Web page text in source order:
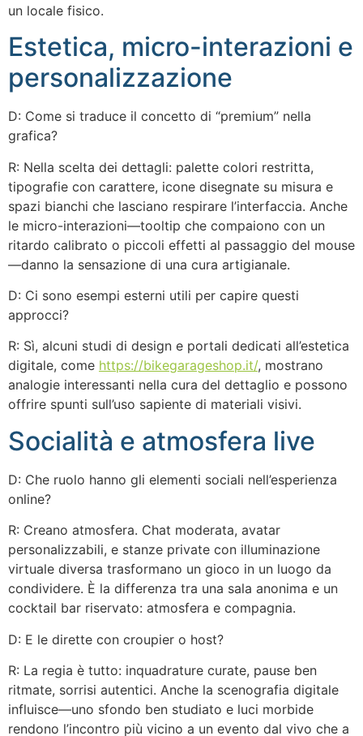
un locale fisico.
Estetica, micro-interazioni e
personalizzazione
D: Come si traduce il concetto di “premium” nella
grafica?
R: Nella scelta dei dettagli: palette colori restritta,
tipografie con carattere, icone disegnate su misura e
spazi bianchi che lasciano respirare l’interfaccia. Anche
le micro-interazioni—tooltip che compaiono con un
ritardo calibrato o piccoli effetti al passaggio del mouse
—danno la sensazione di una cura artigianale.
D: Ci sono esempi esterni utili per capire questi
approcci?
R: Sì, alcuni studi di design e portali dedicati all’estetica
digitale, come https://bikegarageshop.it/, mostrano
analogie interessanti nella cura del dettaglio e possono
offrire spunti sull’uso sapiente di materiali visivi.
Socialità e atmosfera live
D: Che ruolo hanno gli elementi sociali nell’esperienza
online?
R: Creano atmosfera. Chat moderata, avatar
personalizzabili, e stanze private con illuminazione
virtuale diversa trasformano un gioco in un luogo da
condividere. È la differenza tra una sala anonima e un
cocktail bar riservato: atmosfera e compagnia.
D: E le dirette con croupier o host?
R: La regia è tutto: inquadrature curate, pause ben
ritmate, sorrisi autentici. Anche la scenografia digitale
influisce—uno sfondo ben studiato e luci morbide
rendono l’incontro più vicino a un evento dal vivo che a